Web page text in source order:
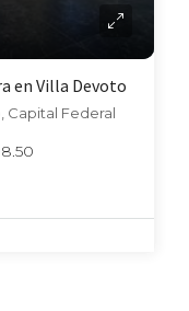
en Villa Devoto
Capital Federal